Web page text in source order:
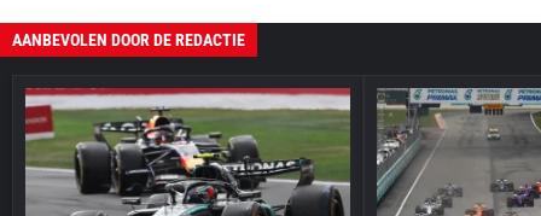
AANBEVOLEN DOOR DE REDACTIE